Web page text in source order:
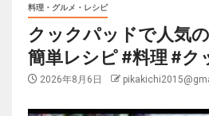
料理・グルメ・レシピ
クックパッドで人気
簡単レシピ #料理 #ク
2026年8月6日